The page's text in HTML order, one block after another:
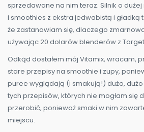
sprzedawane na nim teraz. Silnik o
i smoothies z ekstra jedwabistą i gładką
że zastanawiam się, dlaczego
używając 20 dolarów blenderów z
Odkąd dostałem mój Vitamix, wracam,
stare przepisy na smoothie i zupy,
puree wyglądają (i smakują!) dużo, dużo
tych przepisów, których nie mogłam się
przerobić, ponieważ smaki w nim
miejscu.